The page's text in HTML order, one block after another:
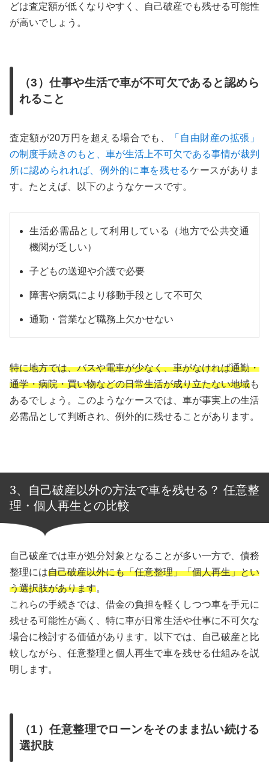
どは査定額が低くなりやすく、自己破産でも残せる可能性
が高いでしょう。
（3）仕事や生活で車が不可欠であると認めら
れること
査定額が20万円を超える場合でも、
「自由財産の拡張」
の制度手続きのもと、車が生活上不可欠である事情が裁判
所に認められれば、例外的に車を残せるケースがありま
す。たとえば、以下のようなケースです。
生活必需品として利用している（地方で公共交通
機関が乏しい）
子どもの送迎や介護で必要
障害や病気により移動手段として不可欠
通勤・営業など職務上欠かせない
特に地方では、バスや電車が少なく、車がなければ通勤・
通学・病院・買い物などの日常生活が成り立たない地域も
あるでしょう。このようなケースでは、車が事実上の生活
必需品として判断され、例外的に残せることがあります。
3、自己破産以外の方法で車を残せる？ 任意整
理・個人再生との比較
自己破産では車が処分対象となることが多い一方で、債務
整理には自己破産以外にも「任意整理」「個人再生」とい
う選択肢があります。
これらの手続きでは、借金の負担を軽くしつつ車を手元に
残せる可能性が高く、特に車が日常生活や仕事に不可欠な
場合に検討する価値があります。以下では、自己破産と比
較しながら、任意整理と個人再生で車を残せる仕組みを説
明します。
（1）任意整理でローンをそのまま払い続ける
選択肢